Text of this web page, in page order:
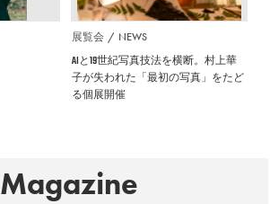
展覧会 NEWS
AIと19世紀写真技法を横断。村上華
子が失われた「最初の写真」をたど
る個展開催
Magazine